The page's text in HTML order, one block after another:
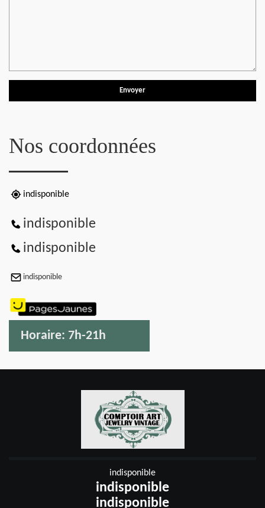
Nos coordonnées
indisponible
indisponible
indisponible
indisponible
Horaire: 7h-21h
indisponible
indisponible
indisponible